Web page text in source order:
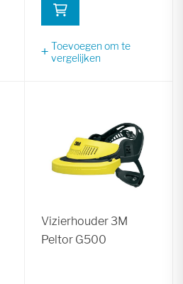
Toevoegen om te
vergelijken
Vizierhouder 3M
Peltor G500